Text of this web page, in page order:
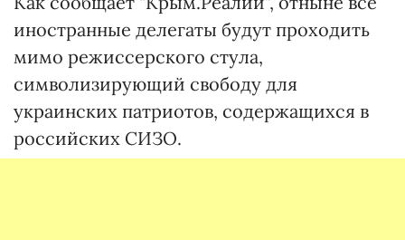
иностранные делегаты будут проходить
мимо режиссерского стула,
символизирующий свободу для
украинских патриотов, содержащихся в
российских СИЗО.